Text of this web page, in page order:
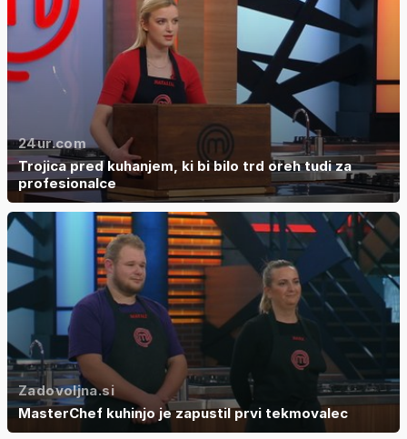
24ur.com
Trojica pred kuhanjem, ki bi bilo trd oreh tudi za
profesionalce
Zadovoljna.si
MasterChef kuhinjo je zapustil prvi tekmovalec